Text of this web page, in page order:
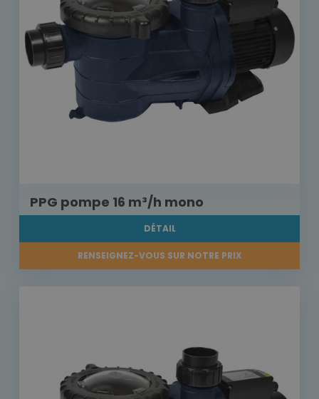
PPG pompe 16 m³/h mono
DÉTAIL
RENSEIGNEZ-VOUS SUR NOTRE PRIX